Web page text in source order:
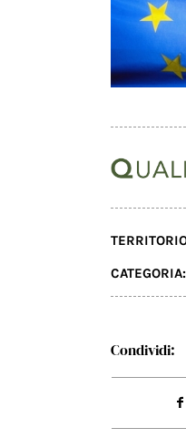
CATEGORIA:
Condividi: